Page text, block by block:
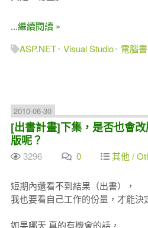
...繼續閱讀 »
ASP.NET Visual Studio 電腦書
2010-06-30
[出書計畫]下集，是否也會
版呢？
3296 0 其他 /
短期內還看不到結果（出書），
我也要看自己工作的份量，才能決
如果哪天 真的有機會的話，